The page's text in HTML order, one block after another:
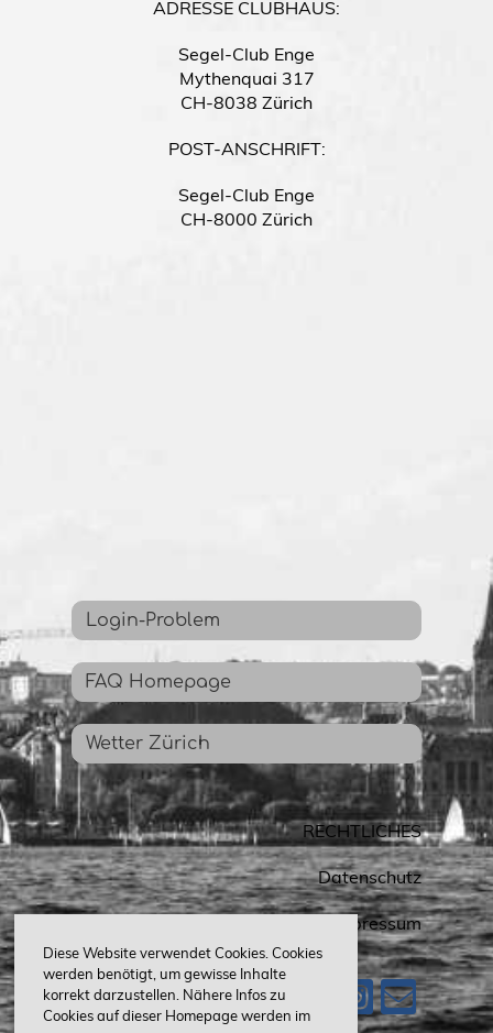
Diese Website verwendet Cookies. Cookies
werden benötigt, um gewisse Inhalte
korrekt darzustellen. Nähere Infos zu
Cookies auf dieser Homepage werden im
ADRESSE CLUBHAUS:
Segel-Club Enge
Mythenquai 317
CH-8038 Zürich
POST-ANSCHRIFT:
Segel-Club Enge
CH-8000 Zürich
Login-Problem
FAQ Homepage
Wetter Zürich
RECHTLICHES
Datenschutz
Impressum